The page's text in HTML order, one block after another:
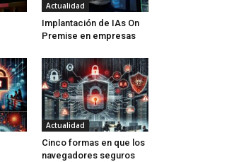
Actualidad
Implantación de IAs On
Premise en empresas
Actualidad
Cinco formas en que los
navegadores seguros